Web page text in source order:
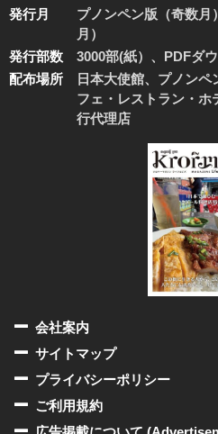
発行月
プノンペン版（奇数月
月）
発行部数
3000部(紙）、PDFダ
配布場所
日本大使館、プノン
フェ・レストラン・ホ
行代理店
会社案内
サイトマップ
プライバシーポリシー
ご利用規約